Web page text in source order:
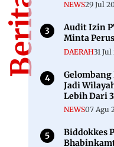
NEWS29 Jul
Audit Izin
Minta
DAERAH31
Gelombang
Jadi
Lebih Dari
NEWS07 Agu
Biddokkes